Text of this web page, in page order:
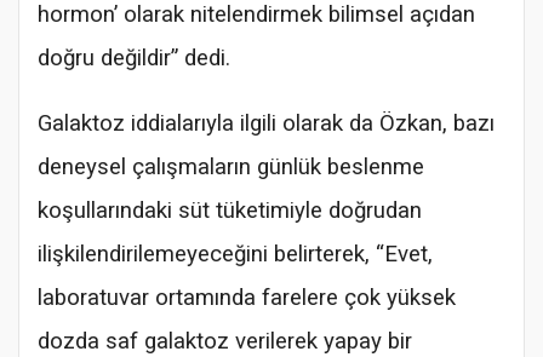
hormon’ olarak nitelendirmek bilimsel açıdan
doğru değildir” dedi.
Galaktoz iddialarıyla ilgili olarak da Özkan, bazı
deneysel çalışmaların günlük beslenme
koşullarındaki süt tüketimiyle doğrudan
ilişkilendirilemeyeceğini belirterek, “Evet,
laboratuvar ortamında farelere çok yüksek
dozda saf galaktoz verilerek yapay bir